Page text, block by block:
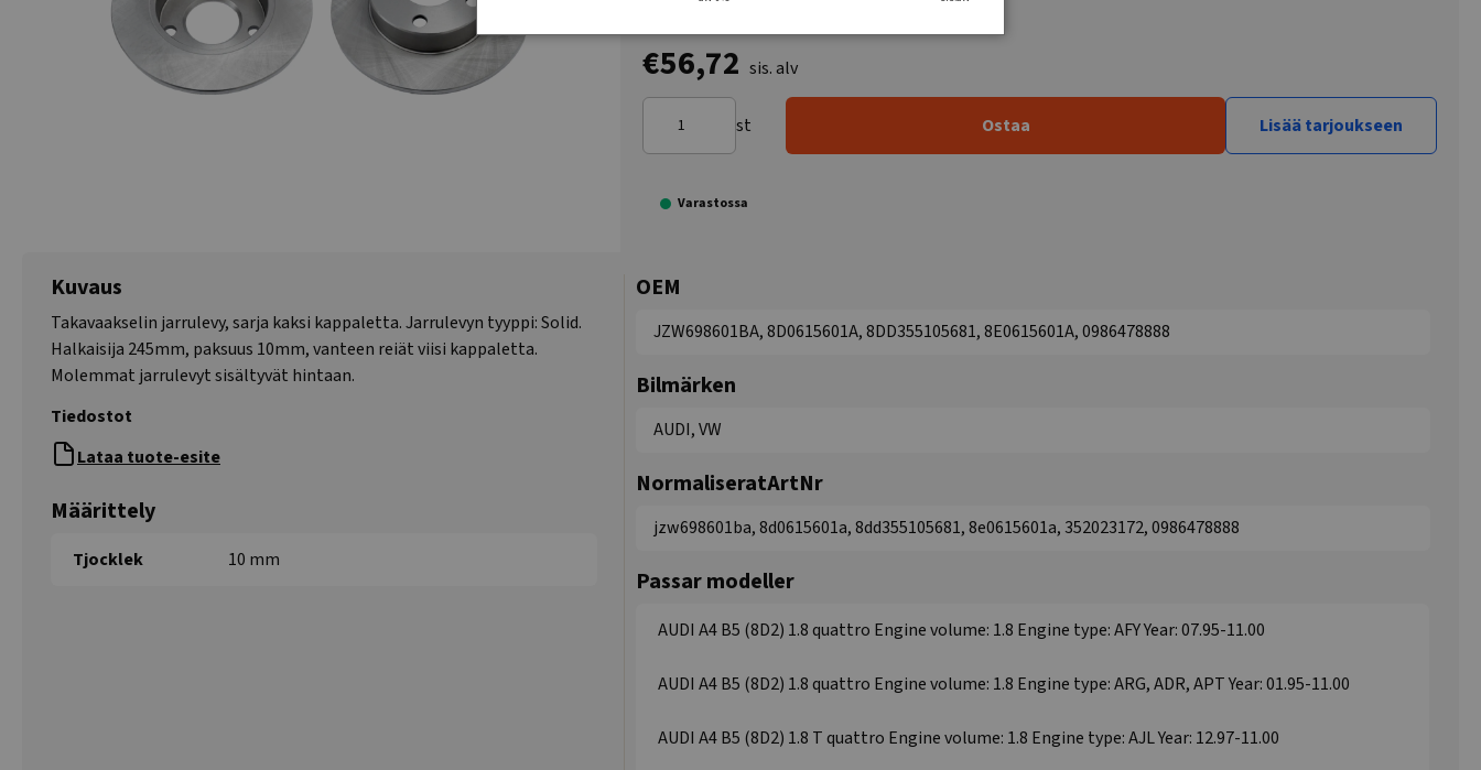
€56,72 sis. alv
st Ostaa Lisää tarjoukseen
Varastossa
Kuvaus
Takavaakselin jarrulevy, sarja kaksi kappaletta. Jarrulevyn tyyppi: Solid.
Halkaisija 245mm, paksuus 10mm, vanteen reiät viisi kappaletta.
Molemmat jarrulevyt sisältyvät hintaan.
Tiedostot
Lataa tuote-esite
Määrittely
Tjocklek 10 mm
OEM
JZW698601BA, 8D0615601A, 8DD355105681, 8E0615601A, 0986478888
Bilmärken
AUDI, VW
NormaliseratArtNr
jzw698601ba, 8d0615601a, 8dd355105681, 8e0615601a, 352023172, 0986478888
Passar modeller
AUDI A4 B5 (8D2) 1.8 quattro Engine volume: 1.8 Engine type: AFY Year: 07.95-11.00
AUDI A4 B5 (8D2) 1.8 quattro Engine volume: 1.8 Engine type: ARG, ADR, APT Year: 01.95-11.00
AUDI A4 B5 (8D2) 1.8 T quattro Engine volume: 1.8 Engine type: AJL Year: 12.97-11.00